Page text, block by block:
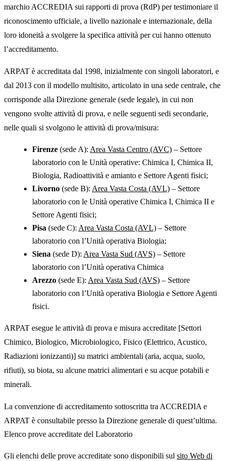
marchio ACCREDIA sui rapporti di prova (RdP) per testimoniare il
riconoscimento ufficiale, a livello nazionale e internazionale, della
loro idoneità a svolgere la specifica attività per cui hanno ottenuto
l’accreditamento.
ARPAT è accreditata dal 1998, inizialmente con singoli laboratori, e
dal 2013 con il modello multisito, articolato in una sede centrale, che
corrisponde alla Direzione generale (sede legale), in cui non
vengono svolte attività di prova, e nelle seguenti sedi secondarie,
nelle quali si svolgono le attività di prova/misura:
Firenze (sede A): Area Vasta Centro (AVC) – Settore
laboratorio con le Unità operative: Chimica I, Chimica II,
Biologia, Radioattività e amianto e Settore Agenti fisici;
Livorno (sede B): Area Vasta Costa (AVL) – Settore
laboratorio con le Unità operative Chimica I, Chimica II e
Settore Agenti fisici;
Pisa (sede C): Area Vasta Costa (AVL) – Settore
laboratorio con l’Unità operativa Biologia;
Siena (sede D): Area Vasta Sud (AVS) – Settore
laboratorio con l’Unità operativa Chimica
Arezzo (sede E): Area Vasta Sud (AVS) – Settore
laboratorio con l’Unità operativa Biologia e Settore Agenti
fisici.
ARPAT esegue le attività di prova e misura accreditate [Settori
Chimico, Biologico, Microbiologico, Fisico (Elettrico, Acustico,
Radiazioni ionizzanti)] su matrici ambientali (aria, acqua, suolo,
rifiuti), su biota, su alcune matrici alimentari e su acque potabili e
minerali.
La convenzione di accreditamento sottoscritta tra ACCREDIA e
ARPAT è consultabile presso la Direzione generale di quest’ultima.
Elenco prove accreditate del Laboratorio
Gli elenchi delle prove accreditate sono disponibili sul sito Web di